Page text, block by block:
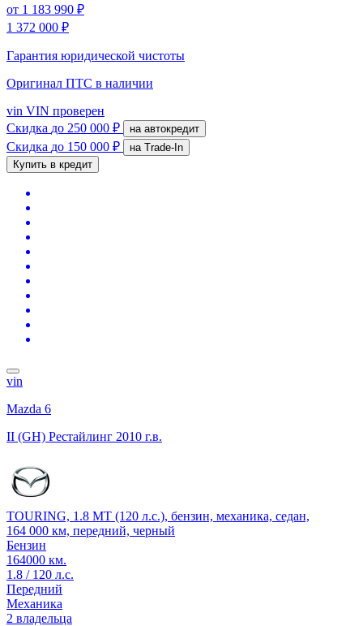
от 1 183 990 ₽
1 372 000 ₽
Гарантия юридической чистоты
Оригинал ПТС в наличии
vin VIN проверен
Скидка до 250 000 ₽ на автокредит
Скидка до 150 000 ₽
на Trade-In
Купить в кредит
vin
Mazda 6
II (GH) Рестайлинг 2010 г.в.
TOURING, 1.8 MT (120 л.с.), бензин, механика, седан,
164 000 км, передний, черный
Бензин
164000 км.
1.8 / 120 л.с.
Передний
Механика
2 владельца